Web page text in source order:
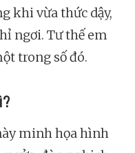
khi vừa thức dậy,
ngơi. Tư thế em
trong số đó.
minh họa hình